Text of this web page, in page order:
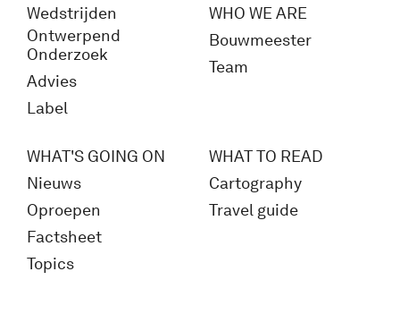
Wedstrijden
Ontwerpend
Onderzoek
Advies
Label
WHO WE ARE
Bouwmeester
Team
WHAT'S GOING ON
Nieuws
Oproepen
Factsheet
Topics
WHAT TO READ
Cartography
Travel guide